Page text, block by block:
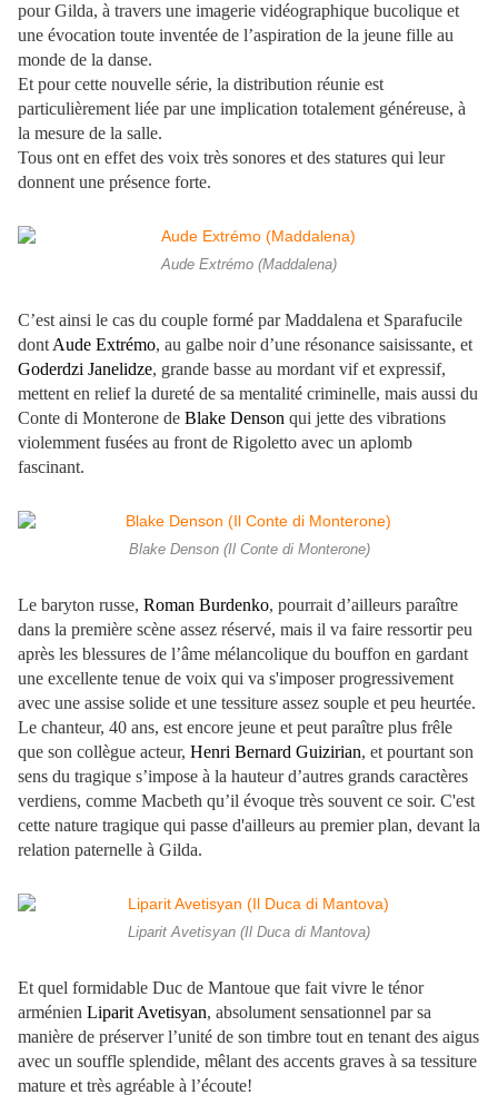
pour Gilda, à travers une imagerie vidéographique bucolique et
une évocation toute inventée de l’aspiration de la jeune fille au
monde de la danse.
Et pour cette nouvelle série, la distribution réunie est
particulièrement liée par une implication totalement généreuse, à
la mesure de la salle.
Tous ont en effet des voix très sonores et des statures qui leur
donnent une présence forte.
Aude Extrémo (Maddalena)
C’est ainsi le cas du couple formé par Maddalena et Sparafucile
dont Aude Extrémo, au galbe noir d’une résonance saisissante, et
Goderdzi Janelidze, grande basse au mordant vif et expressif,
mettent en relief la dureté de sa mentalité criminelle, mais aussi du
Conte di Monterone de Blake Denson qui jette des vibrations
violemment fusées au front de Rigoletto avec un aplomb
fascinant.
Blake Denson (Il Conte di Monterone)
Le baryton russe, Roman Burdenko, pourrait d’ailleurs paraître
dans la première scène assez réservé, mais il va faire ressortir peu
après les blessures de l’âme mélancolique du bouffon en gardant
une excellente tenue de voix qui va s'imposer progressivement
avec une assise solide et une tessiture assez souple et peu heurtée.
Le chanteur, 40 ans, est encore jeune et peut paraître plus frêle
que son collègue acteur, Henri Bernard Guizirian, et pourtant son
sens du tragique s’impose à la hauteur d’autres grands caractères
verdiens, comme Macbeth qu’il évoque très souvent ce soir. C'est
cette nature tragique qui passe d'ailleurs au premier plan, devant la
relation paternelle à Gilda.
Liparit Avetisyan (Il Duca di Mantova)
Et quel formidable Duc de Mantoue que fait vivre le ténor
arménien Liparit Avetisyan, absolument sensationnel par sa
manière de préserver l’unité de son timbre tout en tenant des aigus
avec un souffle splendide, mêlant des accents graves à sa tessiture
mature et très agréable à l’écoute!